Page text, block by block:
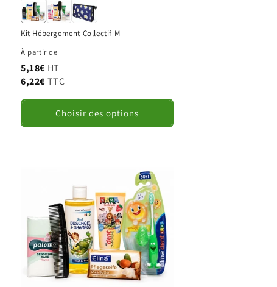
Kit Hébergement Collectif M
À partir de
5,18€ HT
6,22€ TTC
Choisir des options